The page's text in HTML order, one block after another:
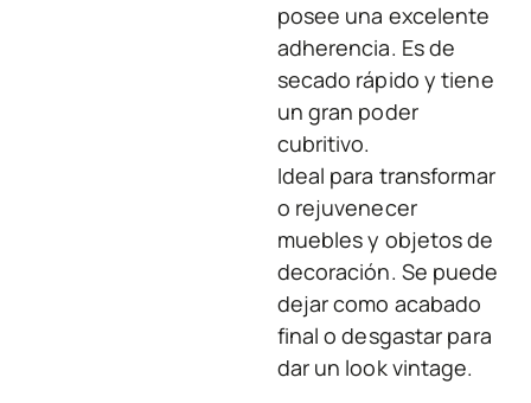
posee una excelente
adherencia. Es de
secado rápido y tiene
un gran poder
cubritivo.
Ideal para transformar
o rejuvenecer
muebles y objetos de
decoración. Se puede
dejar como acabado
final o desgastar para
dar un look vintage.